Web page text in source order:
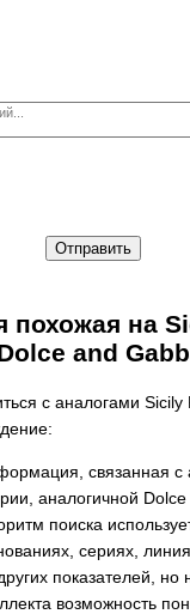
Отправить
на
and
с аналогами Sicily
связанная с
аналогичной Dolce
поиска
сериях,
показателей, но
возможность